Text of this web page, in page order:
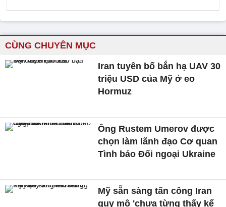
CÙNG CHUYÊN MỤC
Iran tuyên bố bắn hạ UAV 30
triệu USD của Mỹ ở eo
Hormuz
Ông Rustem Umerov được
chọn làm lãnh đạo Cơ quan
Tình báo Đối ngoại Ukraine
Mỹ sẵn sàng tấn công Iran
quy mô 'chưa từng thấy kể